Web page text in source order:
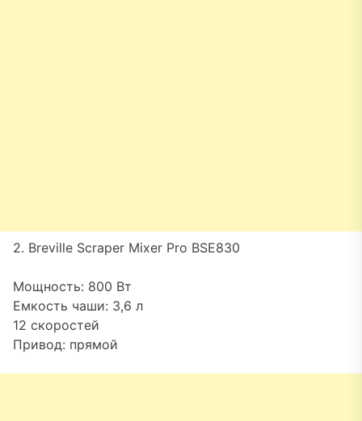
2. Breville Scraper Mixer Pro BSE830
Мощность: 800 Вт
Емкость чаши: 3,6 л
12 скоростей
Привод: прямой